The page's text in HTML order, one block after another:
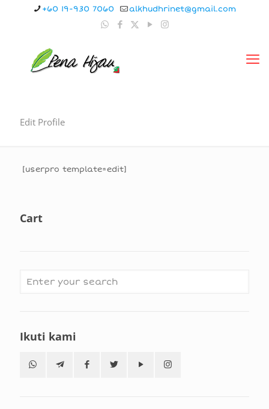
+60 19-930 7060 alkhudhrinet@gmail.com
Edit Profile
[userpro template=edit]
Cart
Ikuti kami